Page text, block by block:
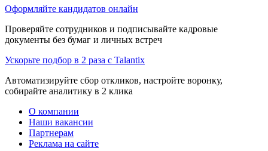
Оформляйте кандидатов онлайн
Проверяйте сотрудников и подписывайте кадровые
документы без бумаг и личных встреч
Ускорьте подбор в 2 раза с Talantix
Автоматизируйте сбор откликов, настройте воронку,
собирайте аналитику в 2 клика
О компании
Наши вакансии
Партнерам
Реклама на сайте